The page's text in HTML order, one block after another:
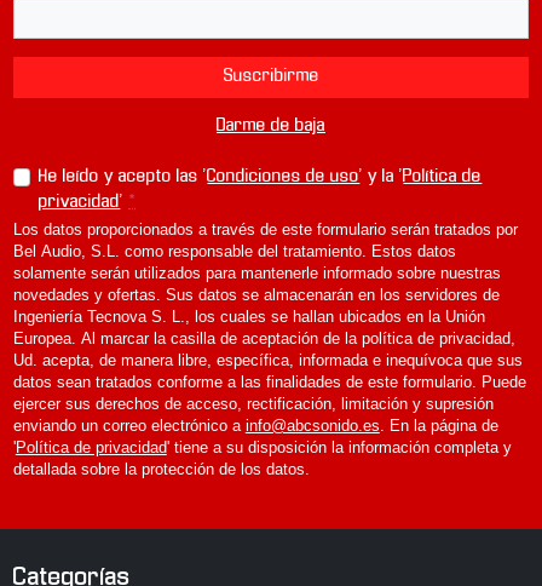
Suscribirme
Darme de baja
He leído y acepto las 'Condiciones de uso' y la 'Política de
privacidad' *
Los datos proporcionados a través de este formulario serán tratados por
Bel Audio, S.L. como responsable del tratamiento. Estos datos
solamente serán utilizados para mantenerle informado sobre nuestras
novedades y ofertas. Sus datos se almacenarán en los servidores de
Ingeniería Tecnova S. L., los cuales se hallan ubicados en la Unión
Europea. Al marcar la casilla de aceptación de la política de privacidad,
Ud. acepta, de manera libre, específica, informada e inequívoca que sus
datos sean tratados conforme a las finalidades de este formulario. Puede
ejercer sus derechos de acceso, rectificación, limitación y supresión
enviando un correo electrónico a info@abcsonido.es. En la página de
'Política de privacidad' tiene a su disposición la información completa y
detallada sobre la protección de los datos.
Categorías